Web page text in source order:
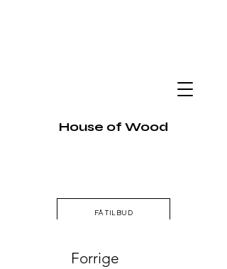
House of Wood
FÅ TILBUD
Forrige